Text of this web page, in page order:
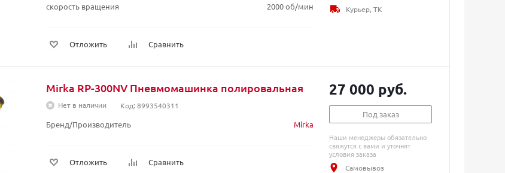
скорость вращения
2000 об/мин
Отложить Сравнить
Курьер, ТК
Mirka RP-300NV Пневмомашинка полировальная
Нет в наличии Код: 8993540311
Бренд/Производитель Mirka
Отложить Сравнить
27 000 руб.
Под заказ
Наши менеджеры обязательно
свяжутся с вами и уточнят
условия заказа
Самовывоз